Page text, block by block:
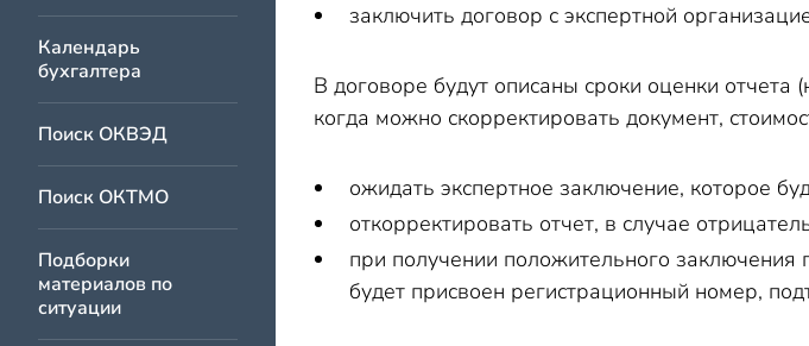
Календарь
бухгалтера
Поиск ОКВЭД
Поиск ОКТМО
Подборки
материалов по
ситуации
заключить договор с экспертной
В договоре будут описаны сроки оценки
когда можно скорректировать документ,
ожидать экспертное заключение, которое
откорректировать отчет, в случае
при получении положительного заключения
будет присвоен регистрационный номер,